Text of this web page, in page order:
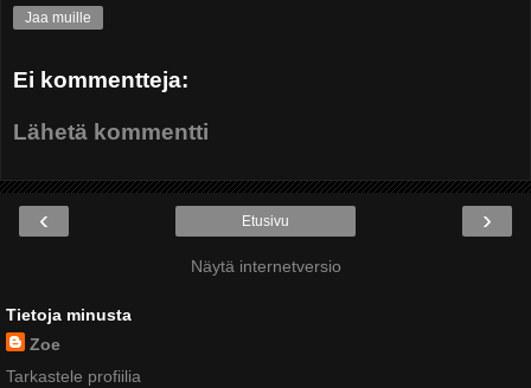
Jaa muille
Ei kommentteja:
Lähetä kommentti
‹ ›
Etusivu
Näytä internetversio
Tietoja minusta
Zoe
Tarkastele profiilia